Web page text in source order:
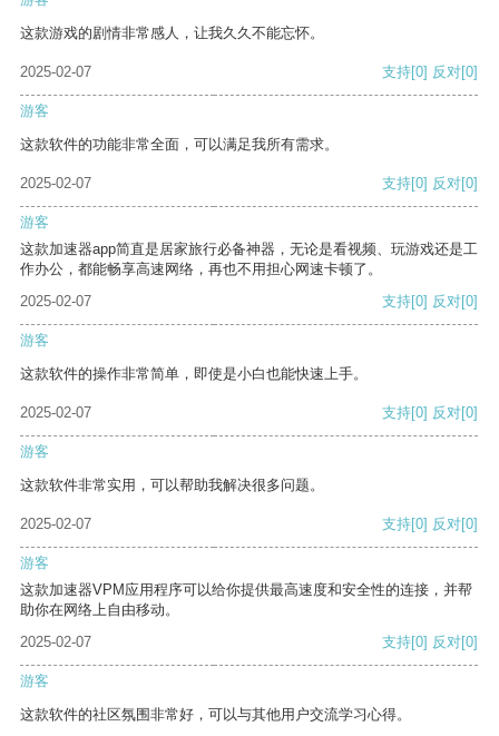
这款游戏的剧情非常感人，让我久久不能忘怀。
2025-02-07 支持[0] 反对[0]
游客
这款软件的功能非常全面，可以满足我所有需求。
2025-02-07 支持[0] 反对[0]
游客
这款加速器app简直是居家旅行必备神器，无论是看视频、玩游戏还是工
作办公，都能畅享高速网络，再也不用担心网速卡顿了。
2025-02-07
支持[0] 反对[0]
游客
这款软件的操作非常简单，即使是小白也能快速上手。
2025-02-07 支持[0] 反对[0]
游客
这款软件非常实用，可以帮助我解决很多问题。
2025-02-07 支持[0] 反对[0]
游客
这款加速器VPM应用程序可以给你提供最高速度和安全性的连接，并帮
助你在网络上自由移动。
2025-02-07
支持[0] 反对[0]
游客
这款软件的社区氛围非常好，可以与其他用户交流学习心得。